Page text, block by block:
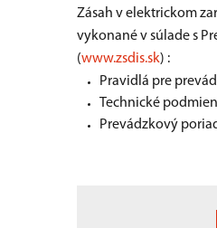
Zásah v elektrickom
vykonané v súlade s
(www.zsdis.sk) :
Pravidlá pre
Technické
Prevádzkový